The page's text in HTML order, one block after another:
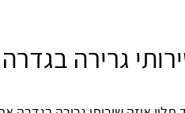
גרירה בגדרה